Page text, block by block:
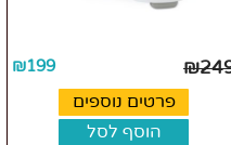
₪
₪199
פרטים נוספים
הוסף לסל